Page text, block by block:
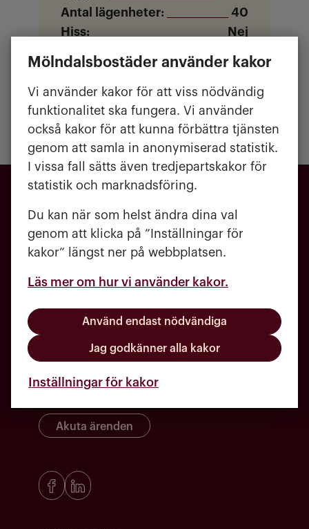
Mölndalsbostäder använder kakor
Vi använder kakor för att viss nödvändig
funktionalitet ska fungera. Vi använder
också kakor för att kunna förbättra tjänsten
genom att samla in anonymiserad statistik.
I vissa fall sätts även tredjepartskakor för
statistik och marknadsföring.
Du kan när som helst ändra dina val
genom att klicka på ”Inställningar för
kakor” längst ner på webbplatsen.
Läs mer om hur vi använder kakor.
Använd endast nödvändiga
Jag godkänner alla kakor
Inställningar för kakor
Antal lägenheter:
40
Hiss:
Nej
Yta:
43-71 kvm
031 - 720 84 00
kundcenter@molndalsbostader.se
Häradsgatan 1, 431 60 Mölndal
Akuta ärenden